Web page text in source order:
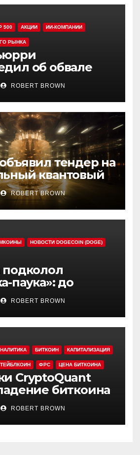
500 АКЦИИ ИИ-КОМПАНИИ
РЫНКА
об обвале
рекордном S&P
ROBERT BROWN
тендер на
квантовый
ROBERT BROWN
НОВОСТИ DOGECOIN (DOGE)
подколол
паука»: до
еще 11 премьер
ROBERT BROWN
БИТКОИН КАПИТАЛИЗАЦИЯ
ФРС ЦЕНА БИТКОИНА
CryptoQuant
биткоина
капитализации
ROBERT BROWN